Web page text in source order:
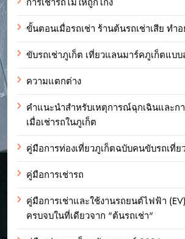
ขั้นตอนเมื่อรถเช่า ร้านต้นรถเช่าเสีย ทำอ
ขับรถเช่าภูเก็ต เที่ยวแลนมาร์คภูเก็ตแบ
ความแตกต่าง
คำแนะนำสำหรับเหตุการณ์ฉุกเฉินและก
เมื่อเช่ารถในภูเก็ต
คู่มือการท่องเที่ยวภูเก็ตฉบับคนขับรถเที่ย
คู่มือการเช่ารถ
คู่มือการเช่าและใช้งานรถยนต์ไฟฟ้า
ครบจบในที่เดียวจาก "ต้นรถเช่า"